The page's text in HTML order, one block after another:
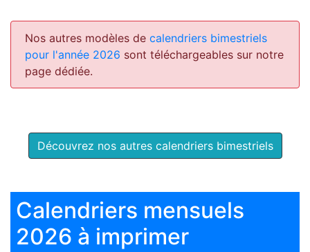
Nos autres modèles de calendriers bimestriels
pour l'année 2026 sont téléchargeables sur notre
page dédiée.
Découvrez nos autres calendriers bimestriels
Calendriers mensuels
2026 à imprimer